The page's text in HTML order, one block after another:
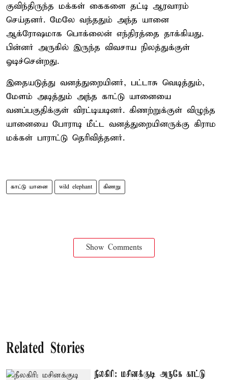
குவிந்திருந்த மக்கள் கைகளை தட்டி ஆரவாரம்
செய்தனர். மேலே வந்ததும் அந்த யானை
ஆக்ரோஷமாக பொக்லைன் எந்திரத்தை தாக்கியது.
பின்னர் அருகில் இருந்த விவசாய நிலத்துக்குள்
ஓடிச்சென்றது.
இதையடுத்து வனத்துறையினர், பட்டாசு வெடித்தும்,
மேளம் அடித்தும் அந்த காட்டு யானையை
வனப்பகுதிக்குள் விரட்டியடினர். கிணற்றுக்குள் விழுந்த
யானையை போராடி மீட்ட வனத்துறையினருக்கு கிராம
மக்கள் பாராட்டு தெரிவித்தனர்.
காட்டு யானை wild elephant கிணறு
Show Comments
Related Stories
நீலகிரி: மசினக்குடி அருகே காட்டு